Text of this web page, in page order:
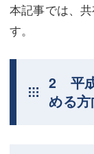
本記事では、
す。
2 平
める